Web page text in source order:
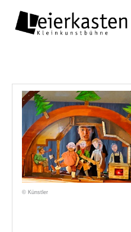
Inhalt
© Künstler